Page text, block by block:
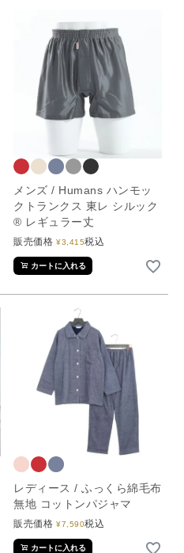
メンズ / Humans ハンモッ
クトランクス 東レ シルック
® レギュラー丈
販売価格 ¥3,415税込
カートに入れる
レディース / ふっくら綿毛布
無地 コットンパジャマ
販売価格 ¥7,590税込
カートに入れる